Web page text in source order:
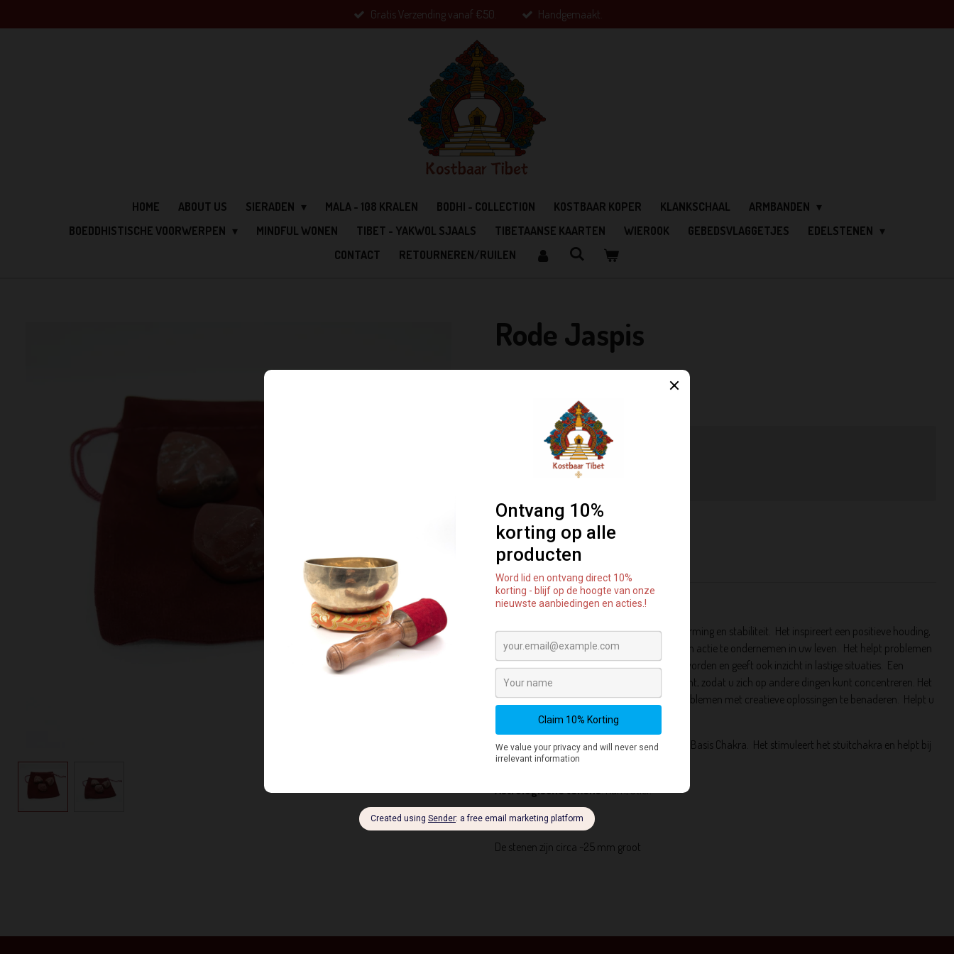
direct
Gratis Verzending vanaf €50. Handgemaakt.
HOME ABOUT US SIERADEN MALA - 108 KRALEN BODHI - COLLECTION KOSTBAAR KOPER KLANKSCHAAL
ARMBANDEN
BOEDDHISTISCHE VOORWERPEN
MINDFUL WONEN TIBET - YAKWOL SJAALS TIBETAANSE KAARTEN WIEROOK GEBEDSVLAGGETJES
EDELSTENEN
CONTACT
RETOURNEREN/RUILEN
Rode Jaspis
IN WINKELWAGEN
Rode Jaspis
Rode jaspis is een krachtige steen van bescherming en stabiliteit. Het inspireert een positieve houding,
verhoogt uw energieniveau en motiveert u om actie te ondernemen in uw leven. Het helpt problemen
aan het licht te brengen voordat ze te groot worden en geeft ook inzicht in lastige situaties. Een
verzorgende steen die angstgevoelens verzacht, zodat u zich op andere dingen kunt concentreren. Het
helpt je om met conflicten om te gaan en problemen met creatieve oplossingen te benaderen. Helpt u
nieuwe bezigheden aan te pakken.
De chakra's verbonden met rode jaspis
Basis Chakra. Het stimuleert het stuitchakra en helpt bij
de wedergeboorte.
Astrologische tekens:Ram, Stier.
De stenen zijn circa ~25 mm groot